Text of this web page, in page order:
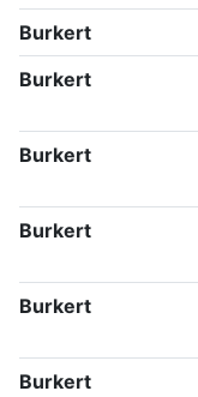
Burkert
Burkert
Burkert
Burkert
Burkert
Burkert